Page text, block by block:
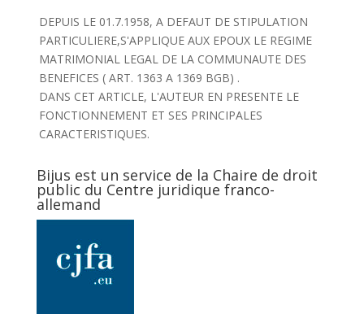
DEPUIS LE 01.7.1958, A DEFAUT DE STIPULATION
PARTICULIERE,S'APPLIQUE AUX EPOUX LE REGIME
MATRIMONIAL LEGAL DE LA COMMUNAUTE DES
BENEFICES ( ART. 1363 A 1369 BGB) .
DANS CET ARTICLE, L'AUTEUR EN PRESENTE LE
FONCTIONNEMENT ET SES PRINCIPALES
CARACTERISTIQUES.
Bijus est un service de la Chaire de droit
public du Centre juridique franco-
allemand